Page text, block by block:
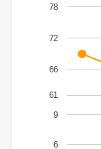
6
9
61
66
72
78